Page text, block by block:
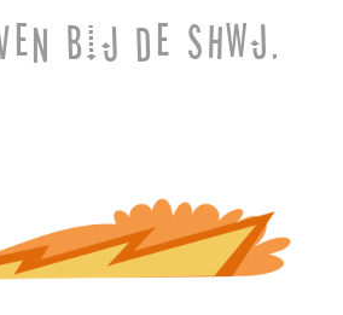
bij de SHWJ.